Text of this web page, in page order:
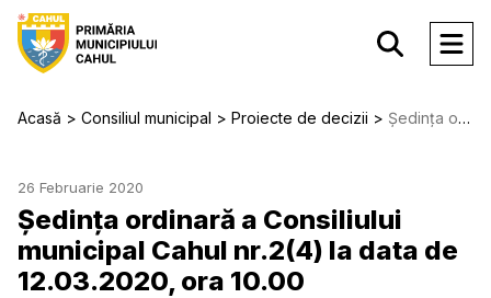
Acasă Consiliul municipal Proiecte de decizii Ședinţa ordinară a Consiliului municipal Cahul nr.2(4) la data de 12.03.2020, ora 10.00
26 Februarie 2020
Ședinţa ordinară a Consiliului
municipal Cahul nr.2(4) la data de
12.03.2020, ora 10.00